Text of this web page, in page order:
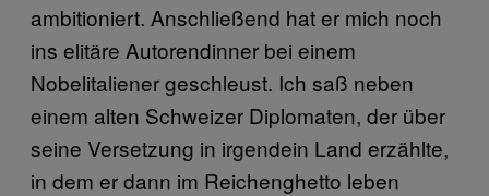
ambitioniert. Anschließend hat er mich noch
ins elitäre Autorendinner bei einem
Nobelitaliener geschleust. Ich saß neben
einem alten Schweizer Diplomaten, der über
seine Versetzung in irgendein Land erzählte,
in dem er dann im Reichenghetto leben